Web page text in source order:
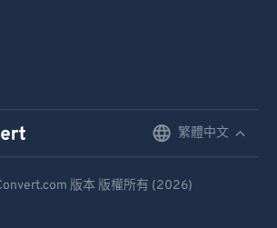
繁體中文
版本 版權所有 (2026)